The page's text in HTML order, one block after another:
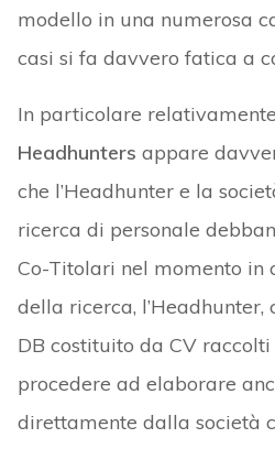
modello in una numerosa
casi si fa davvero fatica a
In particolare relativamente
Headhunters appare
che l’Headhunter e la
ricerca di personale
Co-Titolari nel momento in
della ricerca,
DB costituito da CV
procedere ad elaborare
direttamente dalla società